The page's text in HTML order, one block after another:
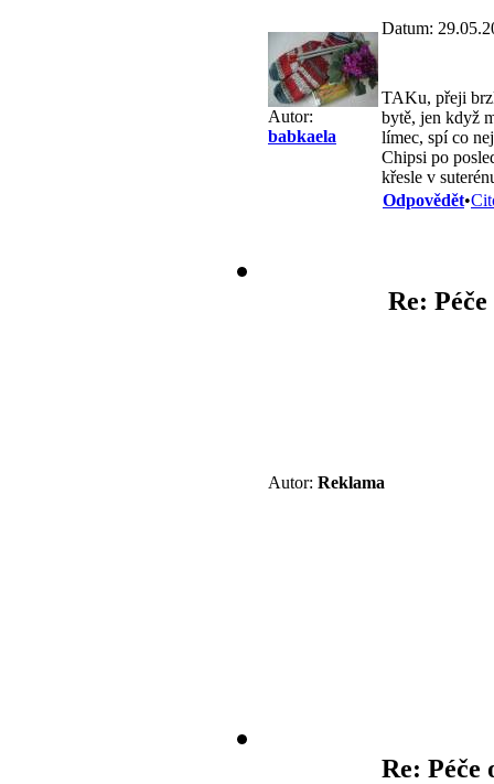
Autor:
babkaela
Datum:
TAKu, přeji
bytě, jen když
límec, spí co
Chipsi po
křesle v
Odpovědět•
Autor: Reklama
Re:
Re: Péče